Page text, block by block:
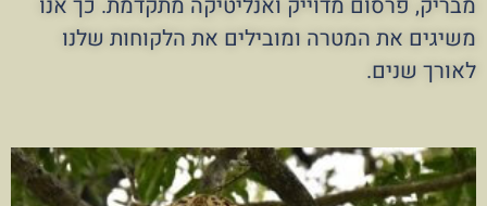
משיגים את המטרה ומובילים את הלקוחות שלנו
לאורך שנים.